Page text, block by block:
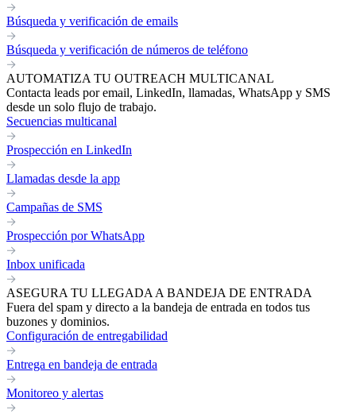
Búsqueda y verificación de emails
Búsqueda y verificación de números de teléfono
AUTOMATIZA TU OUTREACH MULTICANAL
Contacta leads por email, LinkedIn, llamadas, WhatsApp y SMS
desde un solo flujo de trabajo.
Secuencias multicanal
Prospección en LinkedIn
Llamadas desde la app
Campañas de SMS
Prospección por WhatsApp
Inbox unificada
ASEGURA TU LLEGADA A BANDEJA DE ENTRADA
Fuera del spam y directo a la bandeja de entrada en todos tus
buzones y dominios.
Configuración de entregabilidad
Entrega en bandeja de entrada
Monitoreo y alertas